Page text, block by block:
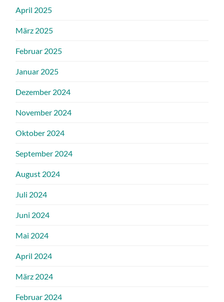
April 2025
März 2025
Februar 2025
Januar 2025
Dezember 2024
November 2024
Oktober 2024
September 2024
August 2024
Juli 2024
Juni 2024
Mai 2024
April 2024
März 2024
Februar 2024